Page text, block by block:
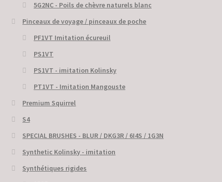
5G2NC - Poils de chèvre naturels blanc
Pinceaux de voyage / pinceaux de poche
PF1VT Imitation écureuil
PS1VT
PS1VT - imitation Kolinsky
PT1VT - Imitation Mangouste
Premium Squirrel
S4
SPECIAL BRUSHES - BLUR / DKG3R / 6I4S / 1G3N
Synthetic Kolinsky - imitation
Synthétiques rigides